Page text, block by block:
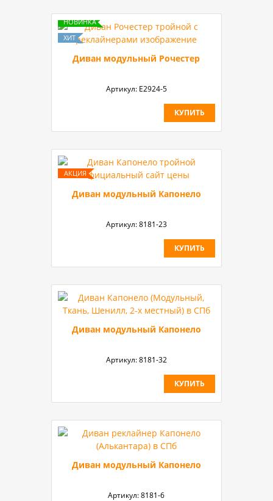
Диван модульный Рочестер
Артикул: Е2924-5
КУПИТЬ
Диван модульный Капонело
Артикул:8181-23
КУПИТЬ
Диван модульный Капонело
Артикул:8181-32
КУПИТЬ
Диван модульный Капонело
Артикул:8181-6